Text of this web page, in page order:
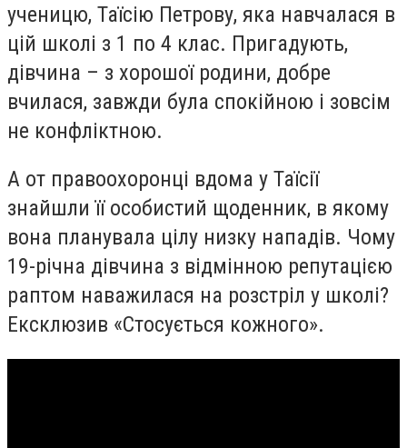
ученицю, Таїсію Петрову, яка навчалася в
цій школі з 1 по 4 клас. Пригадують,
дівчина – з хорошої родини, добре
вчилася, завжди була спокійною і зовсім
не конфліктною.
А от правоохоронці вдома у Таїсії
знайшли її особистий щоденник, в якому
вона планувала цілу низку нападів. Чому
19-річна дівчина з відмінною репутацією
раптом наважилася на розстріл у школі?
Ексклюзив «Стосується кожного».